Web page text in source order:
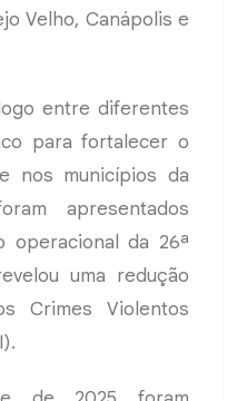
Velho, Canápolis e
entre diferentes
para fortalecer o
nos municípios da
apresentados
operacional da 26ª
uma redução
Crimes Violentos